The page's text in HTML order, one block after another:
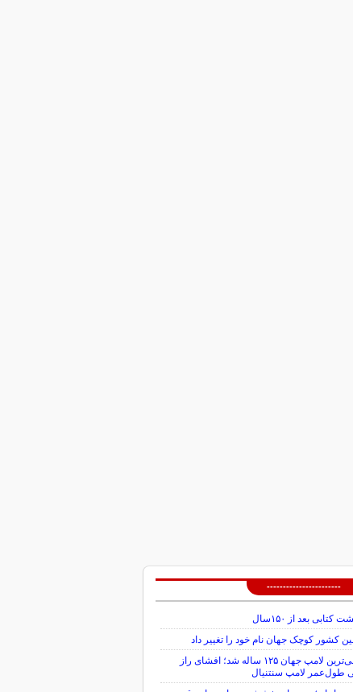
-----------------------
کتابی بعد از ۱۵۰سال
کشور کوچک جهان نام خود را تغییر داد
قدیمی‌ترین لامپ جهان ۱۲۵ ساله شد؛ افشای راز
طول‌عمر لامپ سنتنیال